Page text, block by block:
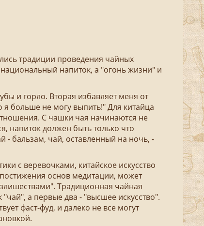
традиции проведения чайных
напиток, а "огонь жизни" и
и горло. Вторая избавляет меня от
я больше не могу выпить!" Для китайца
С чашки чая начинаются не
напиток должен быть только что
- бальзам, чай, оставленный на ночь, -
с веревочками, китайское искусство
основ медитации, может
Традиционная чайная
а первые два - "высшее искусство".
фаст-фуд, и далеко не все могут